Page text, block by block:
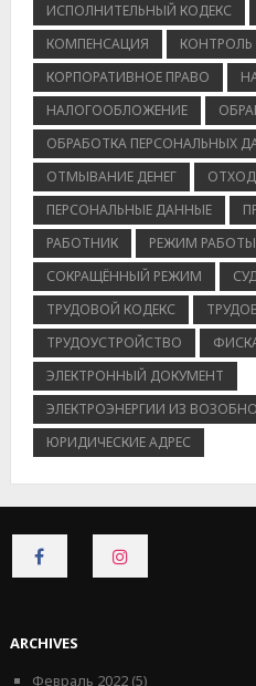
ИСПОЛНИТЕЛЬНЫЙ КОДЕКС
КОМПЕНСАЦИЯ
КОНТРОЛЬ
КОРПОРАТИВНОЕ ПРАВО
НАЛОГООБЛОЖЕНИЕ
ОБРАБОТКА ПЕРСОНАЛЬНЫХ
ОТМЫВАНИЕ ДЕНЕГ
ПЕРСОНАЛЬНЫЕ ДАННЫЕ
РАБОТНИК
РЕЖИМ РАБОТЫ
СОКРАЩЁННЫЙ РЕЖИМ
ТРУДОВОЙ КОДЕКС
ТРУДОУСТРОЙСТВО
ЭЛЕКТРОННЫЙ ДОКУМЕНТ
ЭЛЕКТРОЭНЕРГИИ ИЗ
ЮРИДИЧЕСКИЕ АДРЕС
CONNECT
ON
ARCHIVES
Февраль 2022(5)